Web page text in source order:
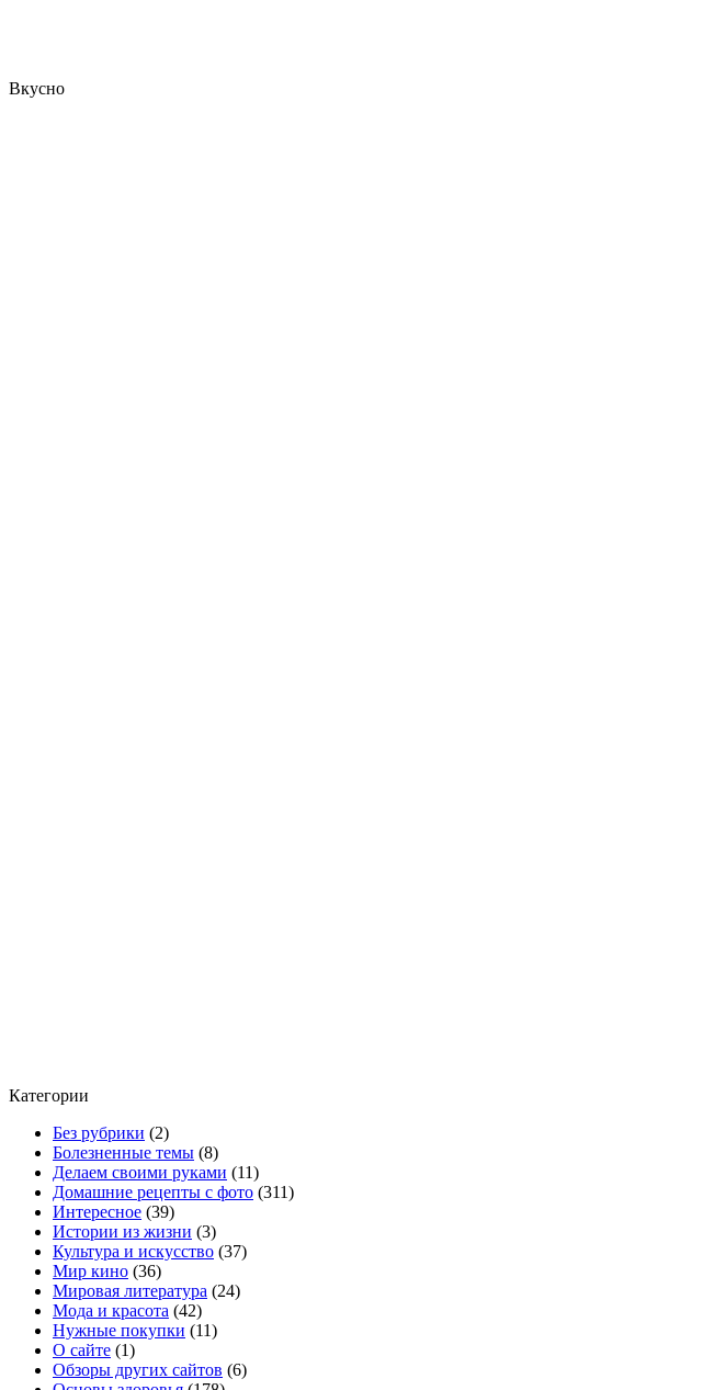
Вкусно
Категории
Без рубрики (2)
Болезненные темы (8)
Делаем своими руками (11)
Домашние рецепты с фото (311)
Интересное (39)
Истории из жизни (3)
Культура и искусство (37)
Мир кино (36)
Мировая литература (24)
Мода и красота (42)
Нужные покупки (11)
О сайте (1)
Обзоры других сайтов (6)